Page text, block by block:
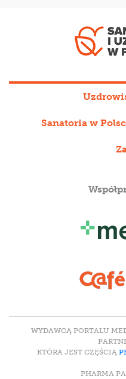
Sanatoria w
WYDAWCĄ PORTALU
KTÓRA JEST CZĘŚCIĄ
PHARMA